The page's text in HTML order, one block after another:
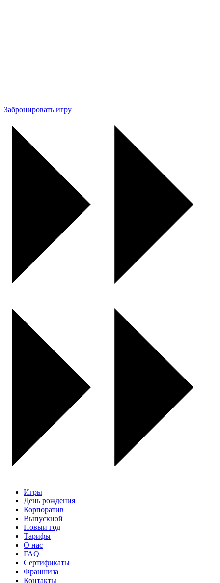
Забронировать игру
Игры
День рождения
Корпоратив
Выпускной
Новый год
Тарифы
О нас
FAQ
Сертификаты
Франшиза
Контакты